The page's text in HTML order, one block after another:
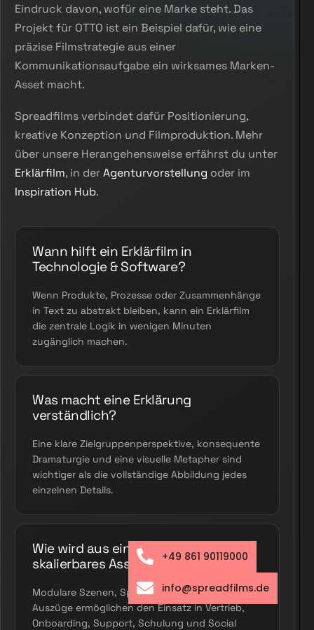
Eindruck davon, wofür eine Marke steht. Das
Projekt für OTTO ist ein Beispiel dafür, wie eine
präzise Filmstrategie aus einer
Kommunikationsaufgabe ein wirksames Marken-
Asset macht.
Spreadfilms verbindet dafür Positionierung,
kreative Konzeption und Filmproduktion. Mehr
über unsere Herangehensweise erfährst du unter
Erklärfilm, in derAgenturvorstellung oder im
Inspiration Hub.
Wann hilft ein Erklärfilm in
Technologie & Software?
Wenn Produkte, Prozesse oder Zusammenhänge
in Text zu abstrakt bleiben, kann ein Erklärfilm
die zentrale Logik in wenigen Minuten
zugänglich machen.
Was macht eine Erklärung
verständlich?
Eine klare Zielgruppenperspektive, konsequente
Dramaturgie und eine visuelle Metapher sind
wichtiger als die vollständige Abbildung jedes
einzelnen Details.
Wie wird aus einem Film ein
skalierbares Asset?
Modulare Szenen, Sprachversionen und kurze
Auszüge ermöglichen den Einsatz in Vertrieb,
Onboarding, Support, Schulung und Social
+49 861 90119000
info@spreadfilms.de